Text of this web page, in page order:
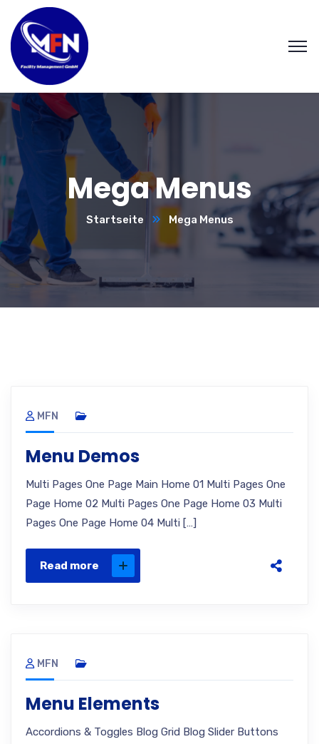
Mega Menus
Startseite Mega Menus
MFN
Menu Demos
Multi Pages One Page Main Home 01 Multi Pages One
Page Home 02 Multi Pages One Page Home 03 Multi
Pages One Page Home 04 Multi […]
Read more
MFN
Menu Elements
Accordions & Toggles Blog Grid Blog Slider Buttons